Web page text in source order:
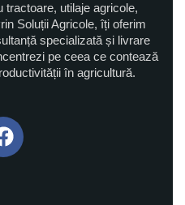
tractoare, utilaje agricole,
Soluții Agricole, îți oferim
specializată și livrare
pe ceea ce contează
în agricultură.